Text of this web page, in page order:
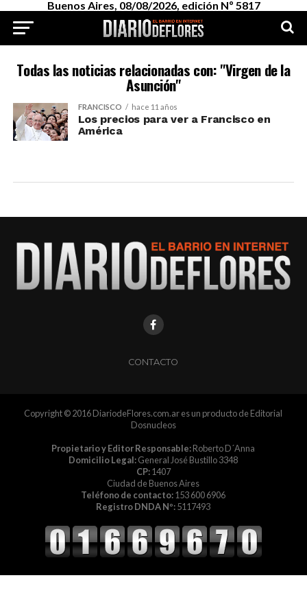
Buenos Aires, 08/08/2026, edición Nº 5817
Todas las noticias relacionadas con: "Virgen de la
Asunción"
FRANCISCO hace 11 años
Los precios para ver a Francisco en
América
CONTACTO
Copyright © 2016 DiariodeFlores.com.ar es un producto de Editorial
Dosnucleos
Propietario y Editor Responsable:Roberto D´Anna
Domicilio Legal:General José Bustillo 3348
CP:1407
Ciudad de Buenos Aires
Teléfono de contacto:153 600 6906
Registro DNDA Nº:5117493